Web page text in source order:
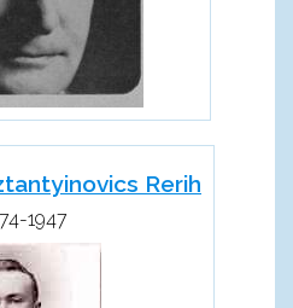
Rerih
1947